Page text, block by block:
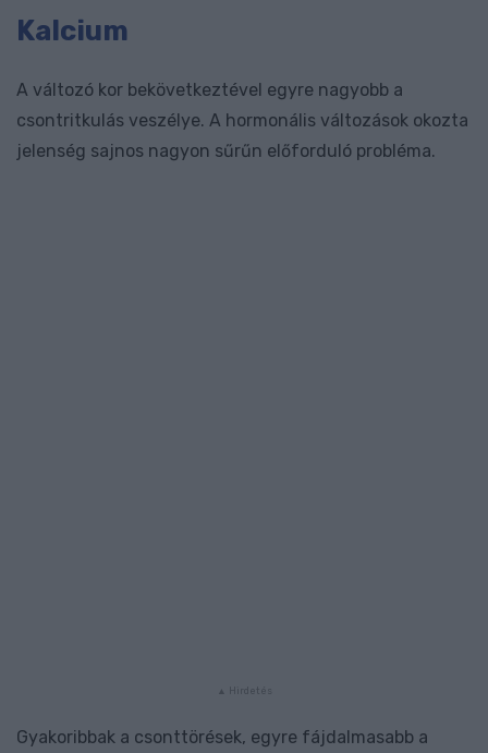
Kalcium
A változó kor bekövetkeztével egyre nagyobb a
csontritkulás veszélye. A hormonális változások okozta
jelenség sajnos nagyon sűrűn előforduló probléma.
Gyakoribbak a csonttörések, egyre fájdalmasabb a